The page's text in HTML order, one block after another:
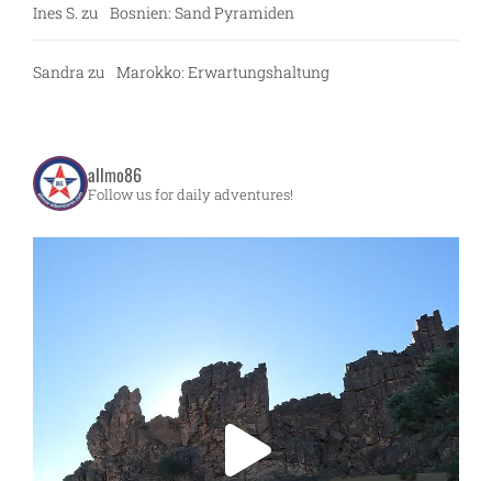
Ines S. zu Bosnien: Sand Pyramiden
Sandra zu Marokko: Erwartungshaltung
allmo86
Follow us for daily adventures!